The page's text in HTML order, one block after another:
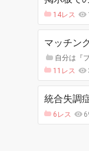
14レス
マッチン
自分は『
11レス
統合失調
6レス